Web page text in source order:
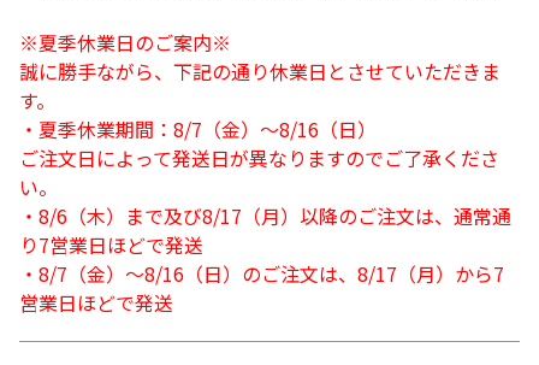
※夏季休業日のご案内※
誠に勝手ながら、下記の通り休業日とさせていただきま
す。
・夏季休業期間：8/7（金）～8/16（日）
ご注文日によって発送日が異なりますのでご了承くださ
い。
・8/6（木）まで及び8/17（月）以降のご注文は、通常通
り7営業日ほどで発送
・8/7（金）～8/16（日）のご注文は、8/17（月）から7
営業日ほどで発送